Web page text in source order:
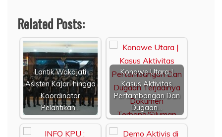
Related Posts:
Lantik Wakajati
Asisten Kajari hingga
Koordinator
Pelantikan…
Konawe Utara |
Kasus Aktivitas
Pertambangan Dan
Dugaan…